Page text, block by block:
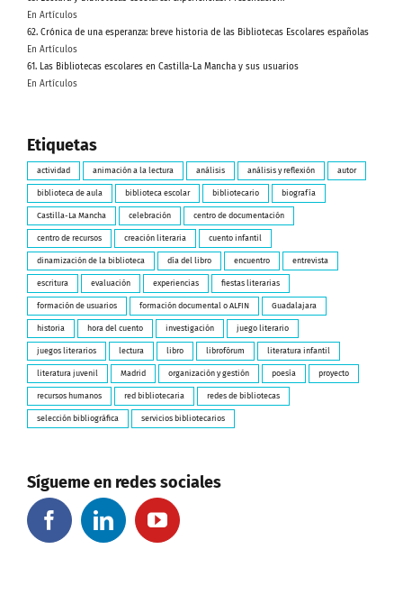
En Artículos
62. Crónica de una esperanza: breve historia de las Bibliotecas Escolares españolas
En Artículos
61. Las Bibliotecas escolares en Castilla-La Mancha y sus usuarios
En Artículos
Etiquetas
actividad animación a la lectura análisis análisis y reflexión autor
biblioteca de aula biblioteca escolar bibliotecario biografía
Castilla-La Mancha celebración centro de documentación
centro de recursos creación literaria cuento infantil
dinamización de la biblioteca día del libro encuentro entrevista
escritura evaluación experiencias fiestas literarias
formación de usuarios formación documental o ALFIN Guadalajara
historia hora del cuento investigación juego literario
juegos literarios lectura libro librofórum literatura infantil
literatura juvenil Madrid organización y gestión poesía proyecto
recursos humanos red bibliotecaria redes de bibliotecas
selección bibliográfica servicios bibliotecarios
Sígueme en redes sociales